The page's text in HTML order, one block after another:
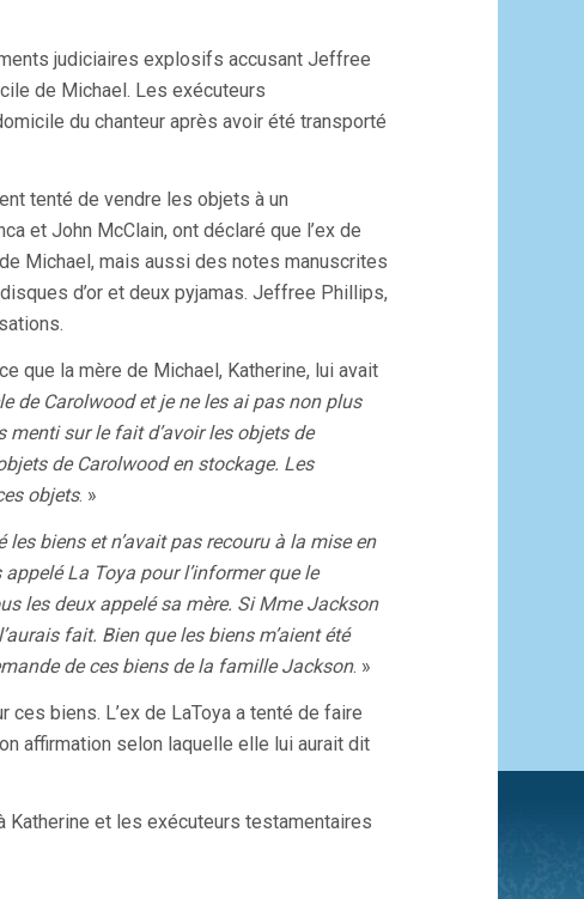
judiciaires explosifs accusant Jeffree
de Michael. Les exécuteurs
du chanteur après avoir été transporté
tenté de vendre les objets à un
et John McClain, ont déclaré que l’ex de
Michael, mais aussi des notes manuscrites
d’or et deux pyjamas. Jeffree Phillips,
que la mère de Michael, Katherine, lui avait
de Carolwood et je ne les ai pas non plus
menti sur le fait d’avoir les objets de
de Carolwood en stockage. Les
objets. »
biens et n’avait pas recouru à la mise en
La Toya pour l’informer que le
les deux appelé sa mère. Si Mme Jackson
fait. Bien que les biens m’aient été
de ces biens de la famille Jackson. »
biens. L’ex de LaToya a tenté de faire
affirmation selon laquelle elle lui aurait dit
et les exécuteurs testamentaires